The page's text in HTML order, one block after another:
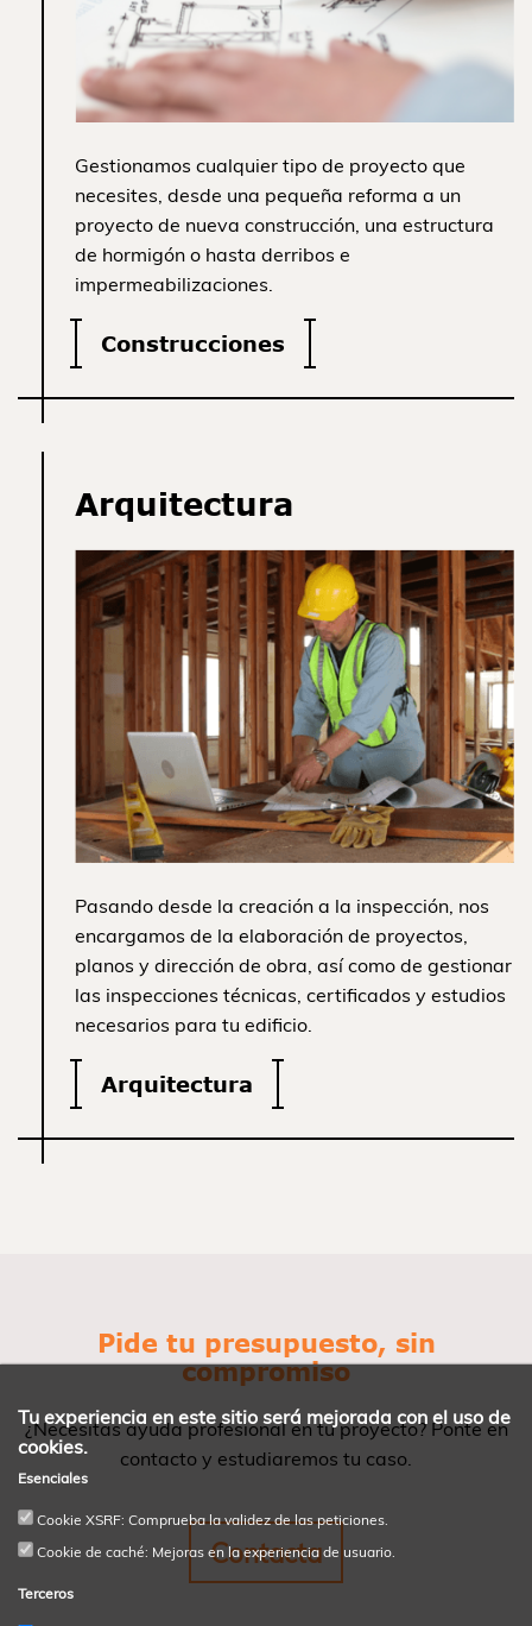
Gestionamos cualquier tipo de proyecto que
necesites, desde una pequeña reforma a un
proyecto de nueva construcción, una estructura
de hormigón o hasta derribos e
impermeabilizaciones.
Construcciones
Arquitectura
Pasando desde la creación a la inspección, nos
encargamos de la elaboración de proyectos,
planos y dirección de obra, así como de gestionar
las inspecciones técnicas, certificados y estudios
necesarios para tu edificio.
Arquitectura
Pide tu presupuesto, sin
compromiso
¿Necesitas ayuda profesional en tu proyecto? Ponte en
contacto y estudiaremos tu caso.
Contacta
Tu experiencia en este sitio será mejorada con el uso de
cookies.
Esenciales
Cookie XSRF: Comprueba la validez de las peticiones.
Cookie de caché: Mejoras en la experiencia de usuario.
Terceros